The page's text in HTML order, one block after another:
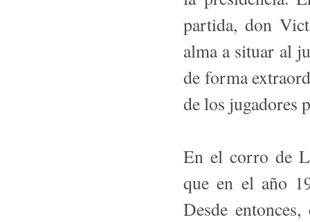
partida, don
alma a situar al
de forma
de los jugadores
En el corro de
que en el año
Desde